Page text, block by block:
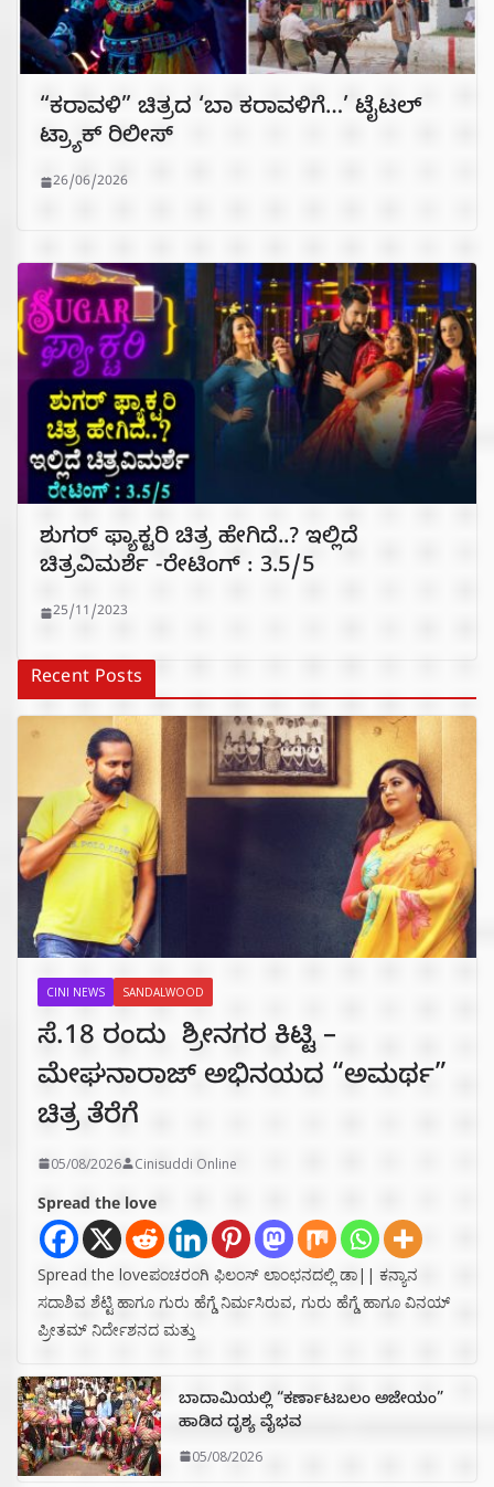
“ಕರಾವಳಿ” ಚಿತ್ರದ ‘ಬಾ ಕರಾವಳಿಗೆ…’ ಟೈಟಲ್
ಟ್ರ್ಯಾಕ್ ರಿಲೀಸ್
26/06/2026
ಶುಗರ್ ಫ್ಯಾಕ್ಟರಿ ಚಿತ್ರ ಹೇಗಿದೆ..? ಇಲ್ಲಿದೆ
ಚಿತ್ರವಿಮರ್ಶೆ -ರೇಟಿಂಗ್ : 3.5/5
25/11/2023
Recent Posts
CINI NEWS SANDALWOOD
ಸೆ.18 ರಂದು ಶ್ರೀನಗರ ಕಿಟ್ಟಿ –
ಮೇಘನಾರಾಜ್ ಅಭಿನಯದ “ಅಮರ್ಥ”
ಚಿತ್ರ ತೆರೆಗೆ
05/08/2026 Cinisuddi Online
Spread the love
Spread the loveಪಂಚರಂಗಿ ಫಿಲಂಸ್ ಲಾಂಛನದಲ್ಲಿ ಡಾ|| ಕನ್ಯಾನ
ಸದಾಶಿವ ಶೆಟ್ಟಿ ಹಾಗೂ ಗುರು ಹೆಗ್ಡೆ ನಿರ್ಮಸಿರುವ, ಗುರು ಹೆಗ್ಡೆ ಹಾಗೂ ವಿನಯ್
ಪ್ರೀತಮ್ ನಿರ್ದೇಶನದ ಮತ್ತು
ಬಾದಾಮಿಯಲ್ಲಿ “ಕರ್ಣಾಟಬಲಂ ಅಜೇಯಂ”
ಹಾಡಿದ ದೃಶ್ಯ ವೈಭವ
05/08/2026